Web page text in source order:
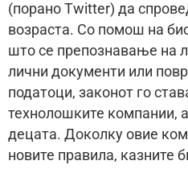
(порано Twitter) да
возраста. Со помош на
што се препознавање на
лични документи или
податоци, законот го
технолошките компании,
децата. Доколку овие
новите правила, казните